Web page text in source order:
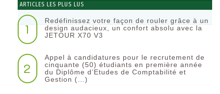
ARTICLES LES PLUS LUS
1
Redéfinissez votre façon de rouler grâce à un
design audacieux, un confort absolu avec la
JETOUR X70 V3
2
Appel à candidatures pour le recrutement de
cinquante (50) étudiants en première année
du Diplôme d’Etudes de Comptabilité et
Gestion (…)